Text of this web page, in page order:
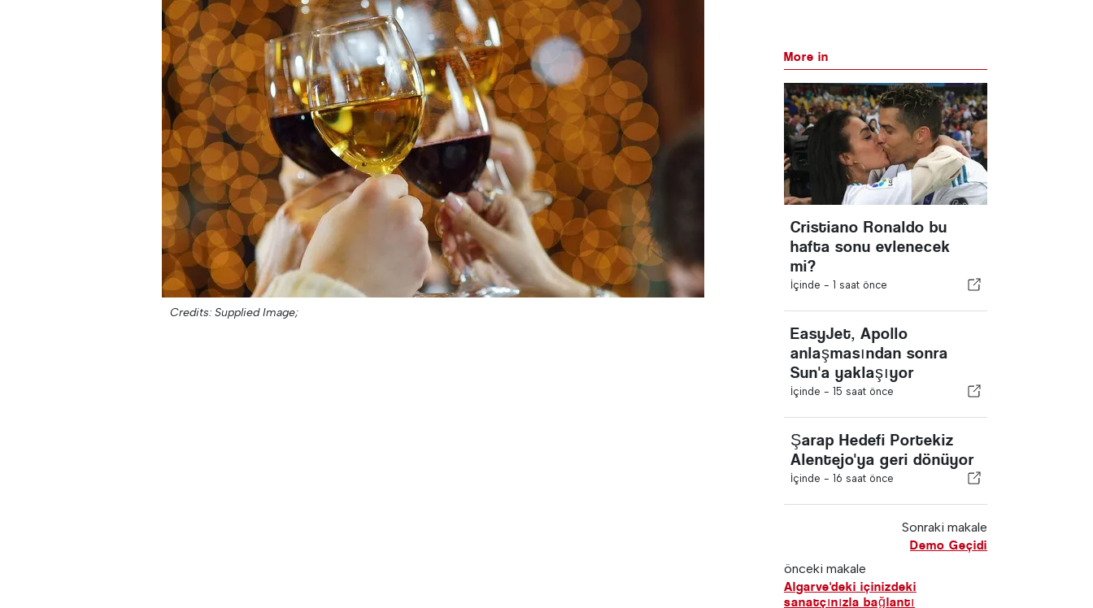
Credits: Supplied Image;
More in
Cristiano Ronaldo bu
hafta sonu evlenecek
mi?
İçinde - 1 saat önce
EasyJet, Apollo
anlaşmasından sonra
Sun'a yaklaşıyor
İçinde - 15 saat önce
Şarap Hedefi Portekiz
Alentejo'ya geri dönüyor
İçinde - 16 saat önce
Sonraki makale
Demo Geçidi
önceki makale
Algarve'deki içinizdeki
sanatçınızla bağlantı